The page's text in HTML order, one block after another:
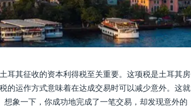
耳其征收的资本利得税至关重要。这项税是土耳其房
的运作方式意味着在达成交易时可以减少意外。这就
象一下，你成功地完成了一笔交易，却发现意外的